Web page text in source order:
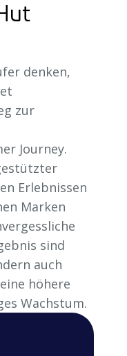
denken,
zur
Journey.
Erlebnissen
Marken
sind
auch
höhere
Wachstum.